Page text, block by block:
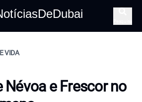
VIDA
Névoa e Frescor no